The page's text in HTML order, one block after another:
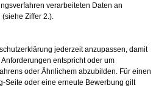
verarbeiteten Daten an
Ziffer 2.).
jederzeit anzupassen, damit
entspricht oder um
oder Ähnlichem abzubilden. Für einen
Seite oder eine erneute Bewerbung gilt